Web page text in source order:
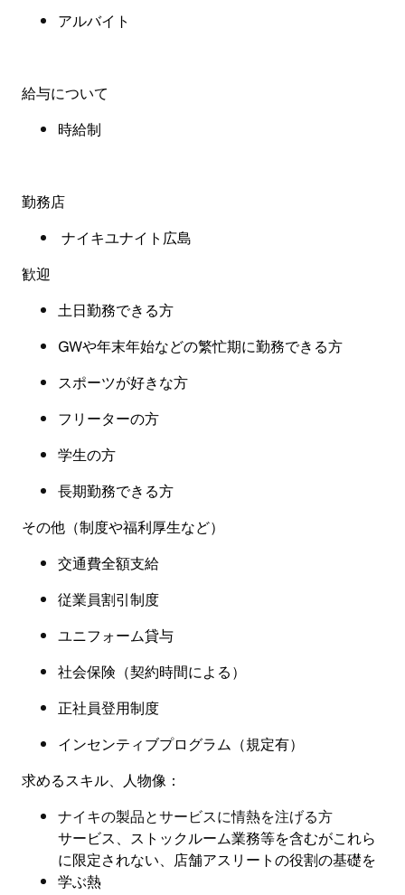
アルバイト
給与について
時給制
勤務店
ナイキユナイト広島
歓迎
土日勤務できる方
GWや年末年始などの繁忙期に勤務できる方
スポーツが好きな方
フリーターの方
学生の方
長期勤務できる方
その他（制度や福利厚生など）
交通費全額支給
従業員割引制度
ユニフォーム貸与
社会保険 （契約時間による）
正社員登用制度
インセンティブプログラム（規定有）
求めるスキル、人物像：
ナイキの製品とサービスに情熱を注げる方
サービス、ストックルーム業務等を含むがこれら
に限定されない、店舗アスリートの役割の基礎を
学ぶ熱